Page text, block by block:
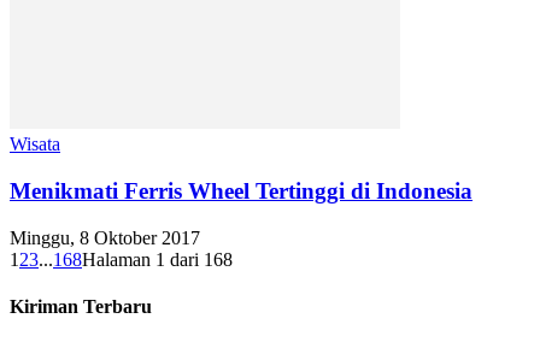
Wisata
Menikmati Ferris Wheel Tertinggi di Indonesia
Minggu, 8 Oktober 2017
1 23...168Halaman 1 dari 168
Kiriman Terbaru